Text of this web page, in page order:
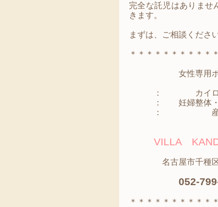
完全な託児はありませ
きます。
まずは、ご相談くださ
＊＊＊＊＊＊＊＊＊＊
女性専用ボデ
： カイロプ
： 妊婦整体・
： 産
VILLA
名古屋市千種区
052-
＊＊＊＊＊＊＊＊＊＊